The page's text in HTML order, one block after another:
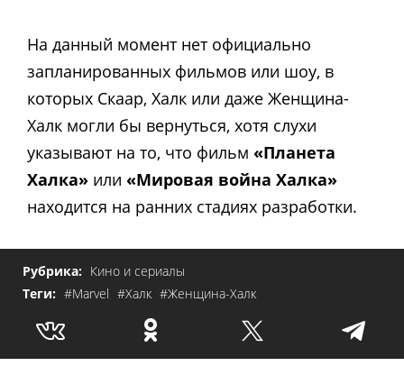
На данный момент нет официально
запланированных фильмов или шоу, в
которых Скаар, Халк или даже Женщина-
Халк могли бы вернуться, хотя слухи
указывают на то, что фильм «Планета
Халка» или «Мировая война Халка»
находится на ранних стадиях разработки.
Рубрика: Кино и сериалы
Теги: #Marvel #Халк #Женщина-Халк